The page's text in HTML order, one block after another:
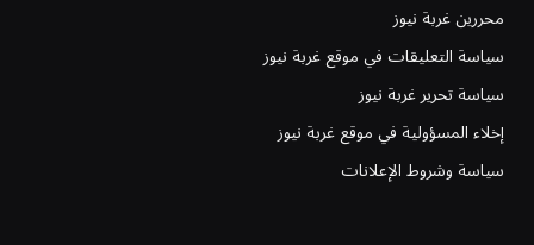
محررين غربة نيوز
سياسة التعليقات في موقع غربة نيوز
سياسة تحرير غربة نيوز
إخلاء المسؤولية في موقع غربة نيوز
سياسة وشروط الإعلانات